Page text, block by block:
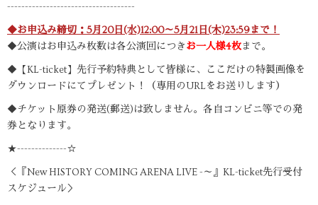
------------------------------------
◆お申込み締切：5月20日(水)12:00～5月21 日(木)23:59まで！
◆公演はお申込み枚数は各公演回につきお一人様4枚まで。
◆【KL-ticket】先行予約特典として皆様に、ここだけの特製画像を
ダウンロードにてプレゼント！（専用のURLをお送りします）
◆チケット原券の発送(郵送)は致しません。各自コンビニ等での発
券となります。
★--------------☆
＜『New HISTORY COMING ARENA LIVE -～』KL-ticket先行受付
スケジュール＞